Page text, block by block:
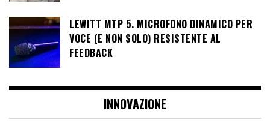
LEWITT MTP 5. MICROFONO DINAMICO PER
VOCE (E NON SOLO) RESISTENTE AL
FEEDBACK
INNOVAZIONE